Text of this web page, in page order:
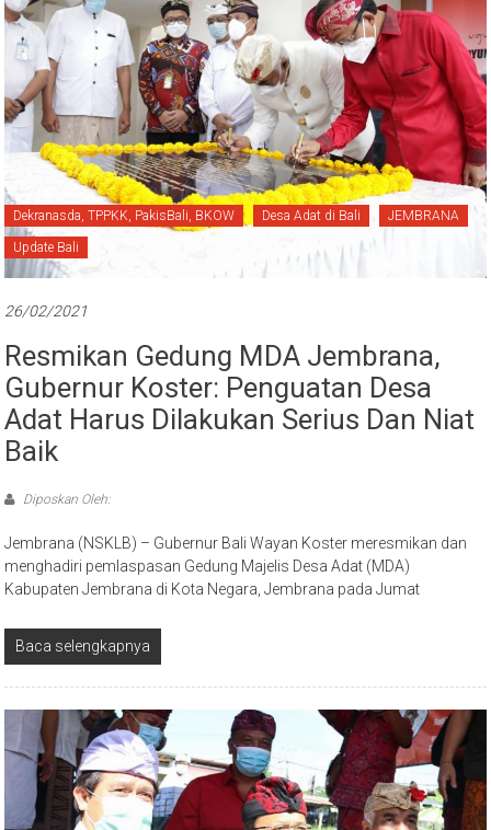
Dekranasda, TPPKK, PakisBali, BKOW Desa Adat di Bali JEMBRANA
Update Bali
26/02/2021
Resmikan Gedung MDA Jembrana,
Gubernur Koster: Penguatan Desa
Adat Harus Dilakukan Serius Dan Niat
Baik
Diposkan Oleh:
Jembrana (NSKLB) – Gubernur Bali Wayan Koster meresmikan dan
menghadiri pemlaspasan Gedung Majelis Desa Adat (MDA)
Kabupaten Jembrana di Kota Negara, Jembrana pada Jumat
Baca selengkapnya